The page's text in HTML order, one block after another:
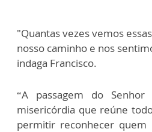
"Quantas vezes vemos
nosso caminho e nos
indaga Francisco.
“A passagem do
misericórdia que reúne
permitir reconhecer quem